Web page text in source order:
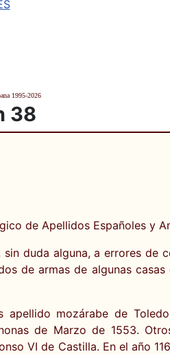
1995-2026
38
de Apellidos Españoles y
duda alguna, a errores de
de armas de algunas
mozárabe de
de Marzo de 1553.
VI de Castilla. En el año